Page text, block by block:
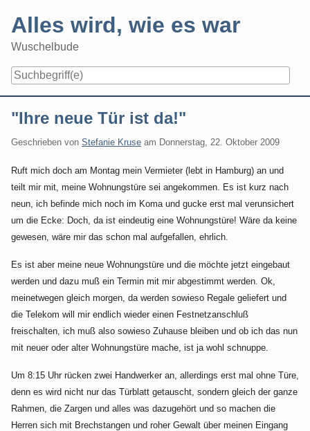
content
Alles wird, wie es war
Wuschelbude
"Ihre neue Tür ist da!"
Geschrieben von Stefanie Kruse am Donnerstag, 22. Oktober 2009
Ruft mich doch am Montag mein Vermieter (lebt in Hamburg) an und
teilt mir mit, meine Wohnungstüre sei angekommen. Es ist kurz nach
neun, ich befinde mich noch im Koma und gucke erst mal verunsichert
um die Ecke: Doch, da ist eindeutig eine Wohnungstüre! Wäre da keine
gewesen, wäre mir das schon mal aufgefallen, ehrlich.
Es ist aber meine neue Wohnungstüre und die möchte jetzt eingebaut
werden und dazu muß ein Termin mit mir abgestimmt werden. Ok,
meinetwegen gleich morgen, da werden sowieso Regale geliefert und
die Telekom will mir endlich wieder einen Festnetzanschluß
freischalten, ich muß also sowieso Zuhause bleiben und ob ich das nun
mit neuer oder alter Wohnungstüre mache, ist ja wohl schnuppe.
Um 8:15 Uhr rücken zwei Handwerker an, allerdings erst mal ohne Türe,
denn es wird nicht nur das Türblatt getauscht, sondern gleich der ganze
Rahmen, die Zargen und alles was dazugehört und so machen die
Herren sich mit Brechstangen und roher Gewalt über meinen Eingang